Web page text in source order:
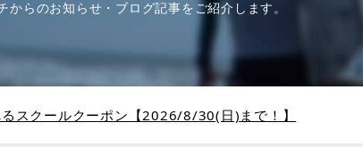
らのお知らせ・ブログ記事をご紹介します。
スクールクーポン【2026/8/30(日)まで！】